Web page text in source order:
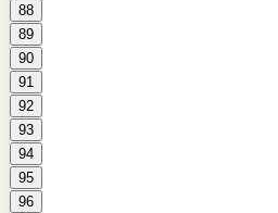
88
89
90
91
92
93
94
95
96